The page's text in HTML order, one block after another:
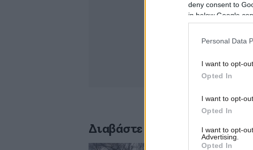
deny consent to
in below Google
Personal Data
I want to opt-
Opted In
I want to opt-
Opted In
I want to opt-
Advertising.
Opted In
Διαβάστε σχετικά